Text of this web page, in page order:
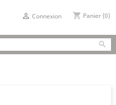
shopping_cart Panier (0)
 Connexion
